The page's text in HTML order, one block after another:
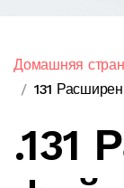
Домашняя
131
.131